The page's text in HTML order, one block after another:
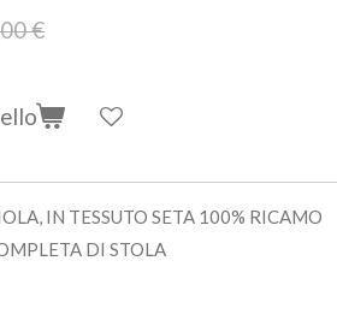
€
IN TESSUTO SETA 100% RICAMO
DI STOLA